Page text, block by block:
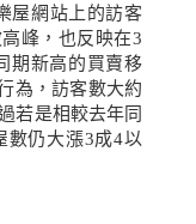
屋網站上的訪客
峰，也反映在3
期新高的買賣移
為，訪客數大約
若是相較去年同
數仍大漲3成4以